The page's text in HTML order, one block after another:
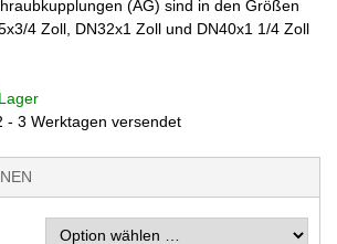
(AG) sind in den Größen
4 Zoll, DN32x1 Zoll und DN40x1 1/4 Zoll
- 3 Werktagen versendet